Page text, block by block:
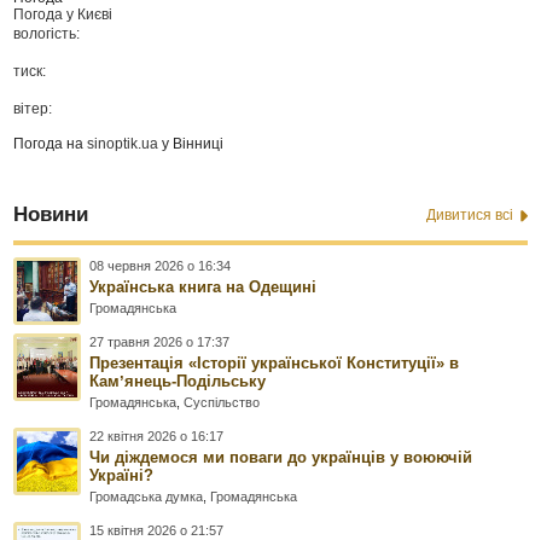
Погода у Києві
вологість:
тиск:
вітер:
Погода наsinoptik.ua у Вінниці
Новини Дивитися всі
08 червня 2026 о 16:34
Українська книга на Одещині
Громадянська
27 травня 2026 о 17:37
Презентація «Історії української Конституції» в
Камʼянець-Подільську
Громадянська ,Суспільство
22 квітня 2026 о 16:17
Чи діждемося ми поваги до українців у воюючій
Україні?
Громадська думка Громадянська
15 квітня 2026 о 21:57